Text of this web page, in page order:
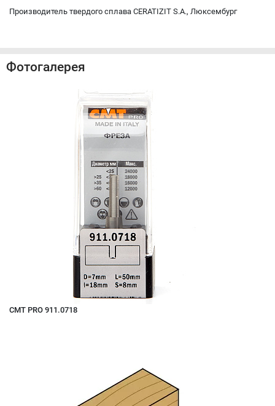
Производитель твердого сплава CERATIZIT S.A., Люксембург
Фотогалерея
CMT PRO 911.0718